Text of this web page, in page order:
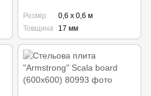
Розмір
0,6 х 0,6 м
Товщина
17 мм